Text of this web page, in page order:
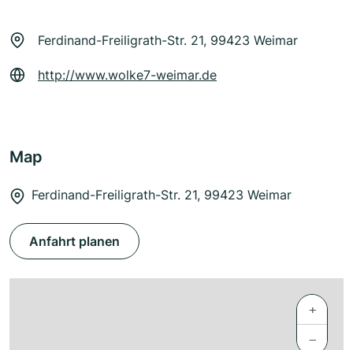
Ferdinand-Freiligrath-Str. 21, 99423 Weimar
http://www.wolke7-weimar.de
Map
Ferdinand-Freiligrath-Str. 21, 99423 Weimar
Anfahrt planen
+
−